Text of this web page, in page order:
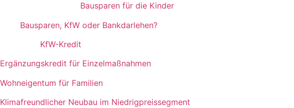
Bausparen für die Kinder
Bausparen, KfW oder Bankdarlehen?
KfW-Kredit
Ergänzungskredit für Einzelmaßnahmen
Wohneigentum für Familien
Klimafreundlicher Neubau im Niedrigpreissegment